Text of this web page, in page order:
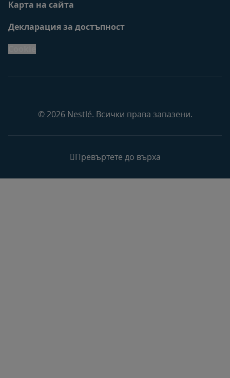
Карта на сайта
Декларация за достъпност
© 2026 Nestlé. Всички права запазени.
Превъртете до върха